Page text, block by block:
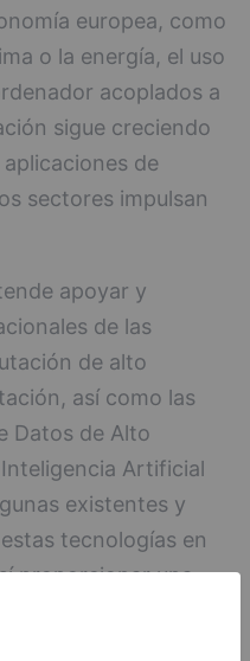
europea, como
o la energía, el uso
acoplados a
sigue creciendo
de
sectores impulsan
apoyar y
de las
de alto
así como las
Datos de Alto
Artificial
existentes y
tecnologías en
proporcionar una